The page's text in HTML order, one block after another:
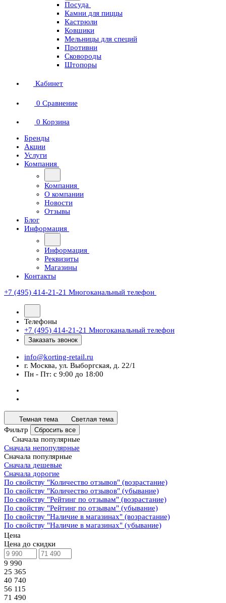
Посуда
Камни для пиццы
Кастрюли
Ковшики
Мельницы для специй
Противни
Сковороды
Штопоры
Кабинет
0 Сравнение
0 Корзина
Бренды
Акции
Услуги
Компания
Компания
О компании
Новости
Отзывы
Блог
Информация
Информация
Реквизиты
Магазины
Контакты
+7 (495) 414-21-21 Многоканальный телефон
Телефоны
+7 (495) 414-21-21 Многоканальный телефон
Заказать звонок
info@korting-retail.ru
г. Москва, ул. Выборгская, д. 22/1
Пн - Пт: с 9:00 до 18:00
Темная тема Светлая тема
Фильтр Сбросить все
Сначала популярные
Сначала непопулярные
Сначала популярные
Сначала дешевые
Сначала дорогие
По свойству "Количество отзывов" (возрастание)
По свойству "Количество отзывов" (убывание)
По свойству "Рейтинг по отзывам" (возрастание)
По свойству "Рейтинг по отзывам" (убывание)
По свойству "Наличие в магазинах" (возрастание)
По свойству "Наличие в магазинах" (убывание)
Цена
Цена до скидки
9 990
25 365
40 740
56 115
71 490